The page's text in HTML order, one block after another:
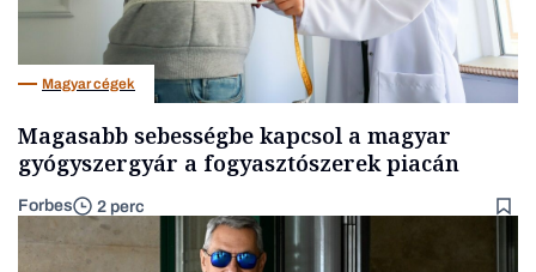
Magyar cégek
Magasabb sebességbe kapcsol a magyar
gyógyszergyár a fogyasztószerek piacán
Forbes 2 perc